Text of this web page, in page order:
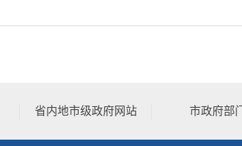
省内地市级政府网站 市政府部门